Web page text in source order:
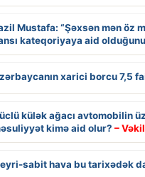
Mustafa: “Şəxsən mən öz
kateqoriyaya aid
xarici borcu 7,5
külək ağacı avtomobilin
kimə aid olur? –
sabit hava bu tarixədək